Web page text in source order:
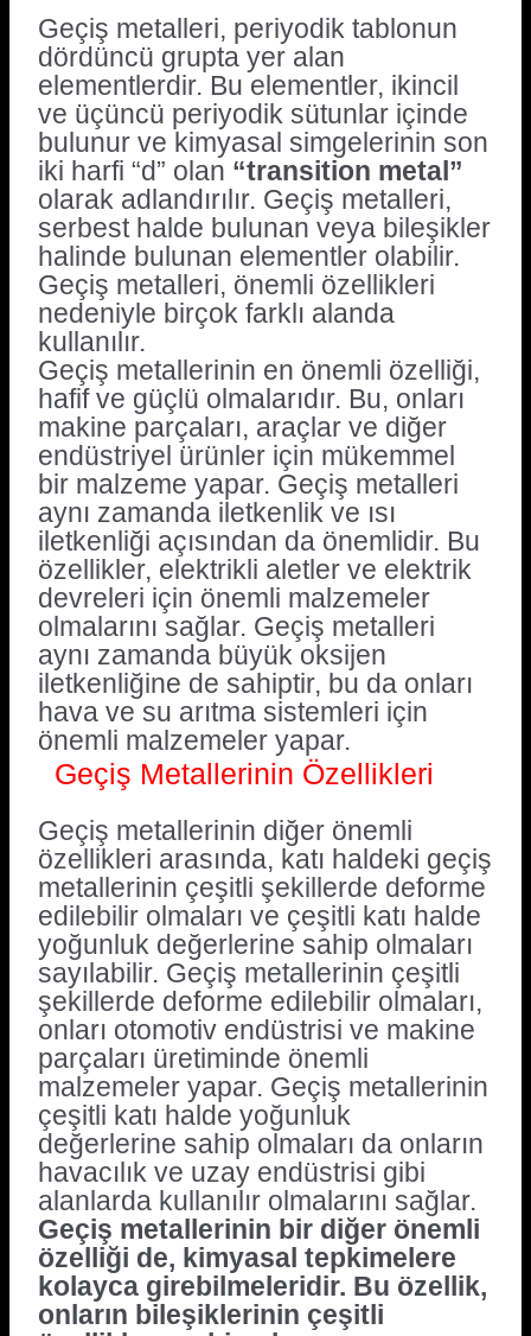
Geçiş metalleri, periyodik tablonun
dördüncü grupta yer alan
elementlerdir. Bu elementler, ikincil
ve üçüncü periyodik sütunlar içinde
bulunur ve kimyasal simgelerinin son
iki harfi “d” olan “transition metal”
olarak adlandırılır. Geçiş metalleri,
serbest halde bulunan veya bileşikler
halinde bulunan elementler olabilir.
Geçiş metalleri, önemli özellikleri
nedeniyle birçok farklı alanda
kullanılır.
Geçiş metallerinin en önemli özelliği,
hafif ve güçlü olmalarıdır. Bu, onları
makine parçaları, araçlar ve diğer
endüstriyel ürünler için mükemmel
bir malzeme yapar. Geçiş metalleri
aynı zamanda iletkenlik ve ısı
iletkenliği açısından da önemlidir. Bu
özellikler, elektrikli aletler ve elektrik
devreleri için önemli malzemeler
olmalarını sağlar. Geçiş metalleri
aynı zamanda büyük oksijen
iletkenliğine de sahiptir, bu da onları
hava ve su arıtma sistemleri için
önemli malzemeler yapar.
Geçiş Metallerinin Özellikleri
Geçiş metallerinin diğer önemli
özellikleri arasında, katı haldeki geçiş
metallerinin çeşitli şekillerde deforme
edilebilir olmaları ve çeşitli katı halde
yoğunluk değerlerine sahip olmaları
sayılabilir. Geçiş metallerinin çeşitli
şekillerde deforme edilebilir olmaları,
onları otomotiv endüstrisi ve makine
parçaları üretiminde önemli
malzemeler yapar. Geçiş metallerinin
çeşitli katı halde yoğunluk
değerlerine sahip olmaları da onların
havacılık ve uzay endüstrisi gibi
alanlarda kullanılır olmalarını sağlar.
Geçiş metallerinin bir diğer önemli
özelliği de, kimyasal tepkimelere
kolayca girebilmeleridir. Bu özellik,
onların bileşiklerinin çeşitli